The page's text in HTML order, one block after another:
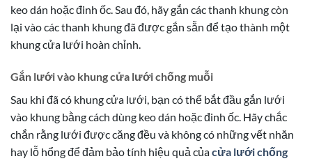
keo dán hoặc đinh ốc. Sau đó, hãy gắn các thanh khung còn
lại vào các thanh khung đã được gắn sẵn để tạo thành một
khung cửa lưới hoàn chỉnh.
Gắn lưới vào khung cửa lưới chống muỗi
Sau khi đã có khung cửa lưới, bạn có thể bắt đầu gắn lưới
vào khung bằng cách dùng keo dán hoặc đinh ốc. Hãy chắc
chắn rằng lưới được căng đều và không có những vết nhăn
hay lỗ hổng để đảm bảo tính hiệu quả củacửa lưới chống